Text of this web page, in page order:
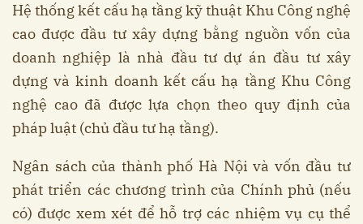
Hệ thống kết cấu hạ tầng kỹ thuật Khu Công nghệ
cao được đầu tư xây dựng bằng nguồn vốn của
doanh nghiệp là nhà đầu tư dự án đầu tư xây
dựng và kinh doanh kết cấu hạ tầng Khu Công
nghệ cao đã được lựa chọn theo quy định của
pháp luật (chủ đầu tư hạ tầng).
Ngân sách của thành phố Hà Nội và vốn đầu tư
phát triển các chương trình của Chính phủ (nếu
có) được xem xét để hỗ trợ các nhiệm vụ cụ thể